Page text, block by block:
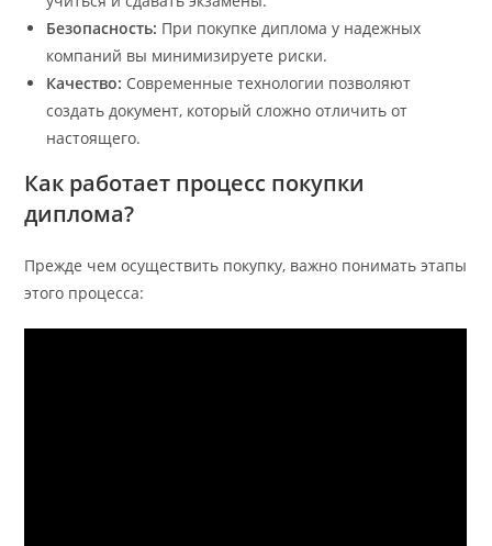
Безопасность: При покупке диплома у надежных
компаний вы минимизируете риски.
Качество: Современные технологии позволяют
создать документ, который сложно отличить от
настоящего.
Как работает процесс покупки
диплома?
Прежде чем осуществить покупку, важно понимать этапы
этого процесса: